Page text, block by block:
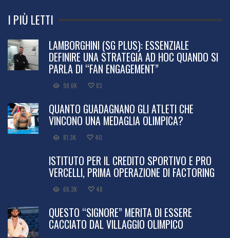
I PIÙ LETTI
LAMBORGHINI (SG PLUS): ESSENZIALE
DEFINIRE UNA STRATEGIA AD HOC QUANDO SI
PARLA DI “FAN ENGAGEMENT”
98.6K 83
QUANTO GUADAGNANO GLI ATLETI CHE
VINCONO UNA MEDAGLIA OLIMPICA?
81.3K 40
ISTITUTO PER IL CREDITO SPORTIVO E PRO
VERCELLI, PRIMA OPERAZIONE DI FACTORING
66.3K 48
QUESTO “SIGNORE” MERITA DI ESSERE
CACCIATO DAL VILLAGGIO OLIMPICO